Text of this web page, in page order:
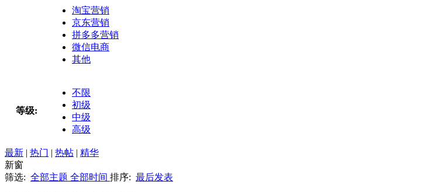
淘宝营销
京东营销
拼多多营销
微信电商
其他
等级:
不限
初级
中级
高级
最新 | 热门 | 热帖 | 精华
新窗
筛选: 全部主题 全部时间 排序: 最后发表